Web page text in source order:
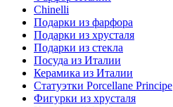
Chinelli
Подарки из фарфора
Подарки из хрусталя
Подарки из стекла
Посуда из Италии
Керамика из Италии
Статуэтки Porcellane Principe
Фигурки из хрусталя